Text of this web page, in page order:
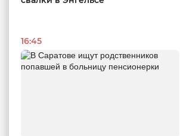
16:45